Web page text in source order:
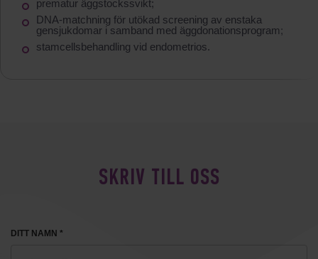
prematur äggstockssvikt;
DNA-matchning för utökad screening av enstaka
gensjukdomar i samband med äggdonationsprogram;
stamcellsbehandling vid endometrios.
SKRIV TILL OSS
DITT NAMN *